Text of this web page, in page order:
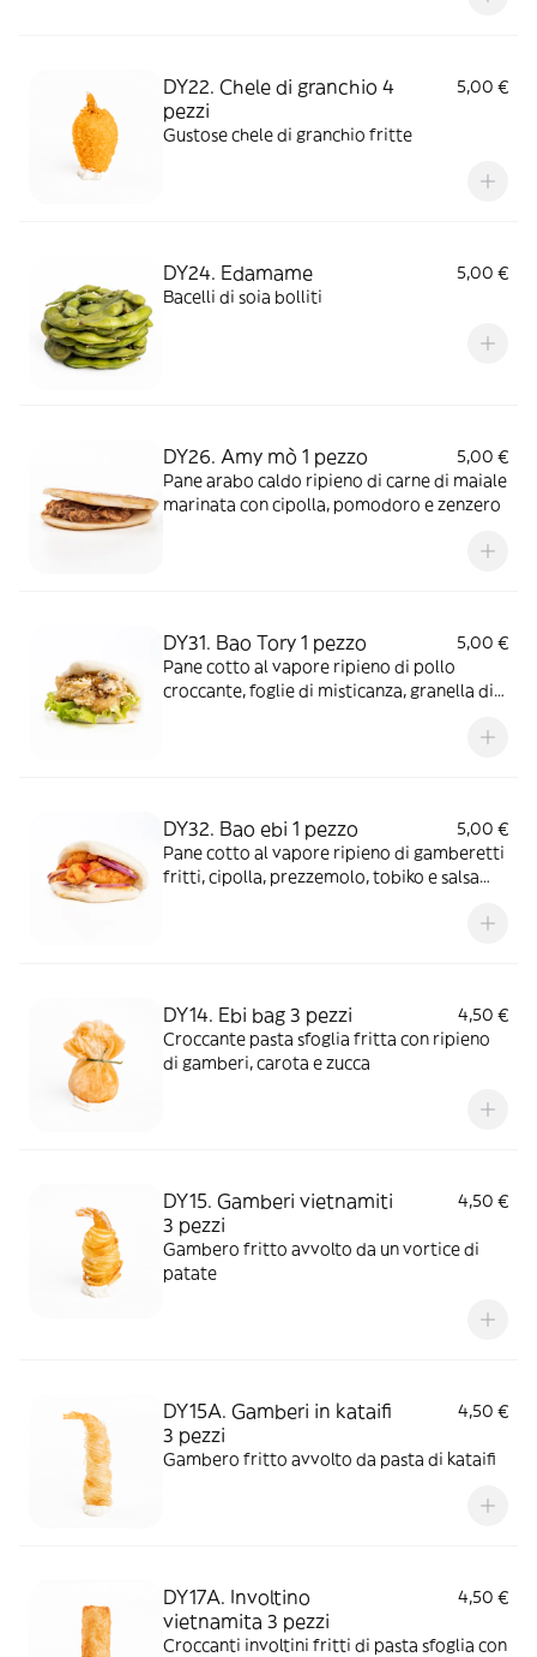
DY22. Chele di granchio 4
pezzi
5,00 €
Gustose chele di granchio fritte
DY24. Edamame
5,00 €
Bacelli di soia bolliti
DY26. Amy mò 1 pezzo
5,00 €
Pane arabo caldo ripieno di carne di maiale
marinata con cipolla, pomodoro e zenzero
DY31. Bao Tory 1 pezzo
5,00 €
Pane cotto al vapore ripieno di pollo
croccante, foglie di misticanza, granella di
DY32. Bao ebi 1 pezzo
5,00 €
Pane cotto al vapore ripieno di gamberetti
fritti, cipolla, prezzemolo, tobiko e salsa
DY14. Ebi bag 3 pezzi
4,50 €
Croccante pasta sfoglia fritta con ripieno
di gamberi, carota e zucca
DY15. Gamberi vietnamiti
3 pezzi
4,50 €
Gambero fritto avvolto da un vortice di
patate
DY15A. Gamberi in kataifi
3 pezzi
4,50 €
Gambero fritto avvolto da pasta di kataifi
DY17A. Involtino
vietnamita 3 pezzi
4,50 €
Croccanti involtini fritti di pasta sfoglia con